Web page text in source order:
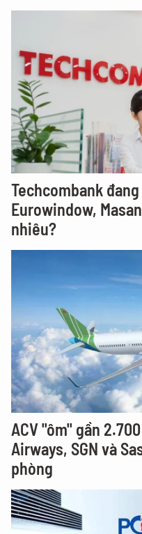
Techcombank
Eurowindow,
nhiêu?
ACV "ôm" gần
Airways, SGN và
phòng